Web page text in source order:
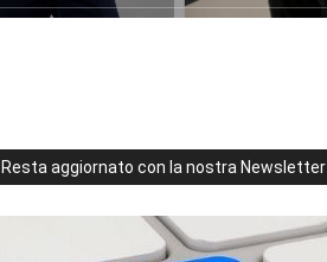
Resta aggiornato con la nostra Newsletter